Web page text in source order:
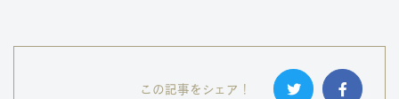
この記事をシェア！